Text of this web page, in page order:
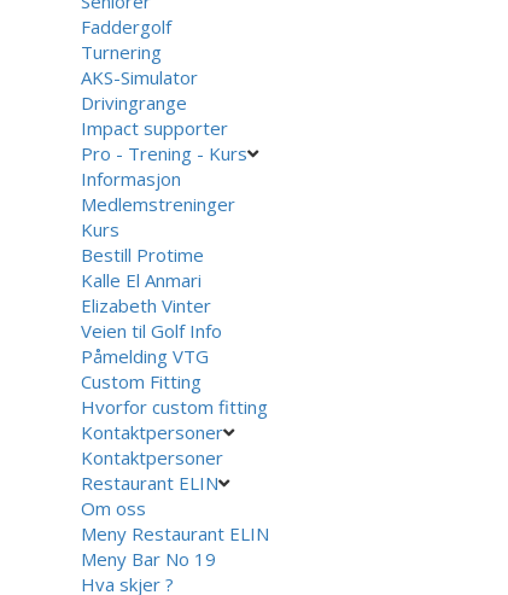
Faddergolf
Turnering
AKS-Simulator
Drivingrange
Impact supporter
Pro - Trening - Kurs
Informasjon
Medlemstreninger
Kurs
Bestill Protime
Kalle El Anmari
Elizabeth Vinter
Veien til Golf Info
Påmelding VTG
Custom Fitting
Hvorfor custom fitting
Kontaktpersoner
Kontaktpersoner
Restaurant ELIN
Om oss
Meny Restaurant ELIN
Meny Bar No 19
Hva skjer ?